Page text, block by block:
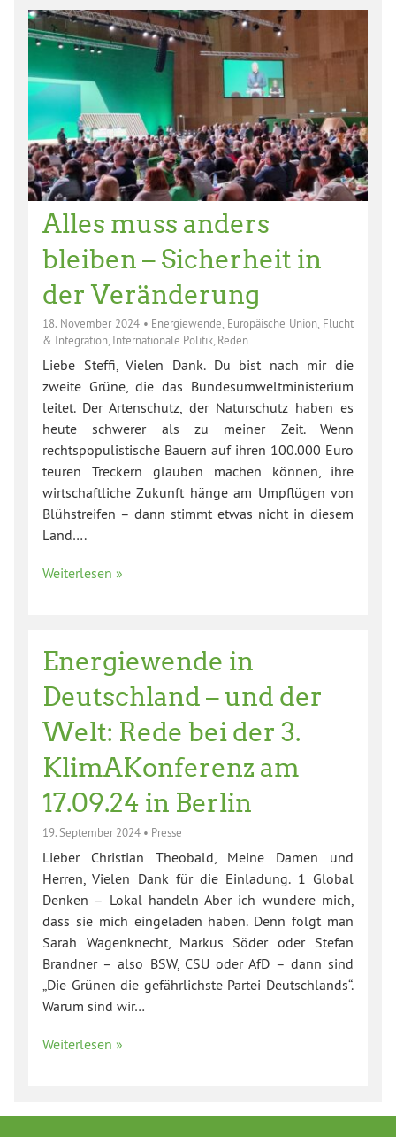
Alles muss anders
bleiben – Sicherheit in
der Veränderung
18. November 2024• Energiewende Europäische Union Flucht
& Integration Internationale Politik Reden
Liebe Steffi, Vielen Dank. Du bist nach mir die
zweite Grüne, die das Bundesumweltministerium
leitet. Der Artenschutz, der Naturschutz haben es
heute schwerer als zu meiner Zeit. Wenn
rechtspopulistische Bauern auf ihren 100.000 Euro
teuren Treckern glauben machen können, ihre
wirtschaftliche Zukunft hänge am Umpflügen von
Blühstreifen – dann stimmt etwas nicht in diesem
Land….
Weiterlesen »
Energiewende in
Deutschland – und der
Welt: Rede bei der 3.
KlimAKonferenz am
17.09.24 in Berlin
19. September 2024 • Presse
Lieber Christian Theobald, Meine Damen und
Herren, Vielen Dank für die Einladung. 1 Global
Denken – Lokal handeln Aber ich wundere mich,
dass sie mich eingeladen haben. Denn folgt man
Sarah Wagenknecht, Markus Söder oder Stefan
Brandner – also BSW, CSU oder AfD – dann sind
„Die Grünen die gefährlichste Partei Deutschlands“.
Warum sind wir…
Weiterlesen »